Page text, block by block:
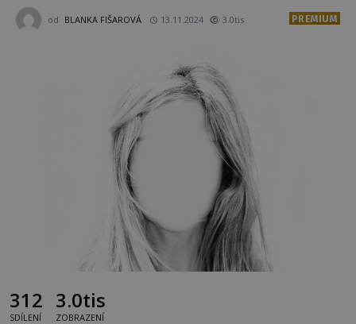
od BLANKA FIŠAROVÁ 13.11.2024 3.0tis PREMIUM
312
SDÍLENÍ
3.0tis
ZOBRAZENÍ